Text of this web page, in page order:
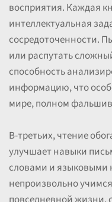
восприятия. Каждая
интеллектуальная
сосредоточенности.
или распутать
способность
информацию, что
мире, полном
В-третьих, чтение
улучшает навыки
словами и языковыми
непроизвольно